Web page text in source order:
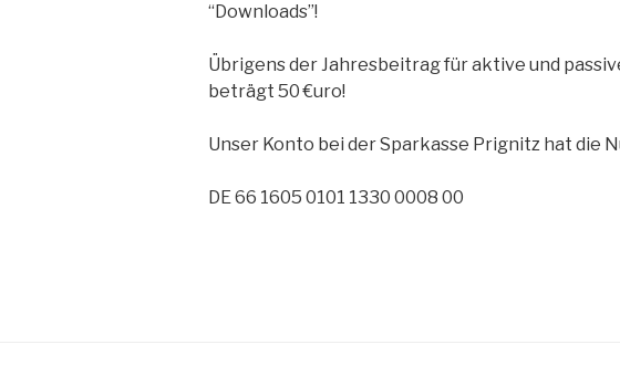
“Downloads”!
Übrigens der Jahresbeitrag für aktive und
beträgt 50 €uro!
Unser Konto bei der Sparkasse Prignitz hat die
DE 66 1605 0101 1330 0008 00